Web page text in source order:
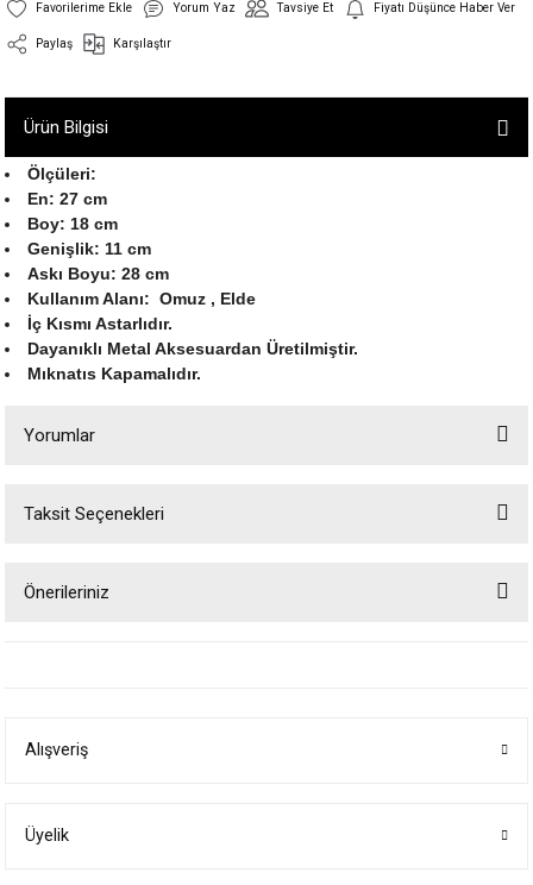
Yorum Yaz Tavsiye Et Fiyatı Düşünce Haber Ver
Paylaş Karşılaştır
Ürün Bilgisi
Ölçüleri:
En: 27 cm
Boy: 18 cm
Genişlik: 11 cm
Askı Boyu: 28 cm
Kullanım Alanı: Omuz , Elde
İç Kısmı Astarlıdır.
Dayanıklı Metal Aksesuardan Üretilmiştir.
Mıknatıs Kapamalıdır.
Yorumlar
Taksit Seçenekleri
Önerileriniz
Ürün bilgilerinde hatalar bulunuyor.
Alışveriş
Üyelik